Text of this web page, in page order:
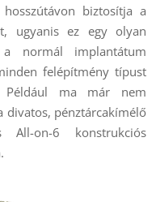
hosszútávon biztosítja a
ugyanis ez egy olyan
normál implantátum
felépítmény típust
Például ma már nem
divatos, pénztárcakímélő
on-6 konstrukciós